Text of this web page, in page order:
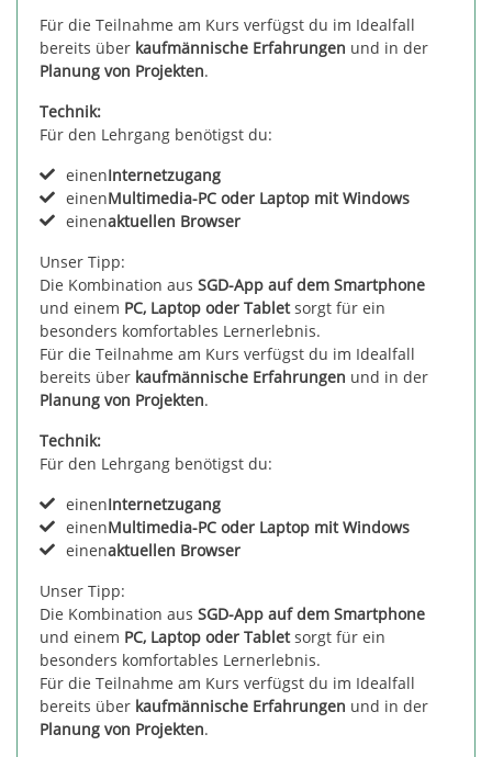
Für die Teilnahme am Kurs verfügst du im Idealfall
bereits über kaufmännische Erfahrungen und in der
Planung von Projekten.
Technik:
Für den Lehrgang benötigst du:
einenInternetzugang
einenMultimedia-PC oder Laptop mit Windows
einenaktuellen Browser
Unser Tipp:
Die Kombination aus SGD-App auf dem Smartphone
und einem PC, Laptop oder Tabletsorgt für ein
besonders komfortables Lernerlebnis.
Für die Teilnahme am Kurs verfügst du im Idealfall
bereits über kaufmännische Erfahrungen und in der
Planung von Projekten.
Technik:
Für den Lehrgang benötigst du:
einenInternetzugang
einenMultimedia-PC oder Laptop mit Windows
einenaktuellen Browser
Unser Tipp:
Die Kombination aus SGD-App auf dem Smartphone
und einem PC, Laptop oder Tabletsorgt für ein
besonders komfortables Lernerlebnis.
Für die Teilnahme am Kurs verfügst du im Idealfall
bereits über kaufmännische Erfahrungen und in der
Planung von Projekten.